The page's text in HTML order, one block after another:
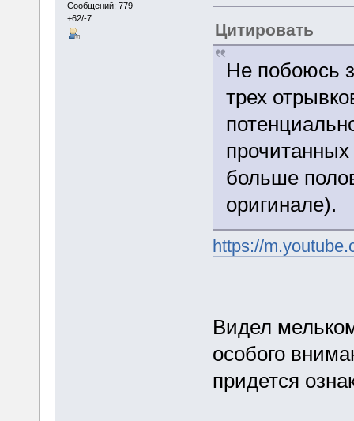
Сообщений: 779
+62/-7
Цитировать
Не побоюсь
трех
больше
оригинале).
https://
Видел
особого
придется